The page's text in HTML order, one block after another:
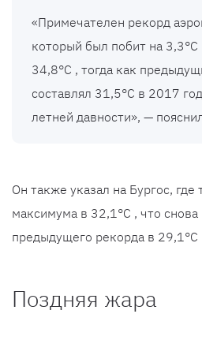
«Примечателен рекорд
который был побит на 3,3°C
34,8°C , тогда как
составлял 31,5°C в 2017
летней давности», —
Он также указал на Бургос, где
максимума в 32,1°C , что
предыдущего рекорда в 29,1°C
Поздняя жара